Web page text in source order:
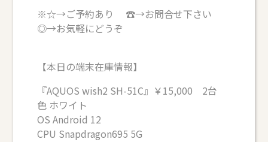
※☆→ご予約あり ☎→お問合せ下さい
◎→お気軽にどうぞ
【本日の端末在庫情報】
『AQUOS wish2 SH-51C』￥15,000 2台
色 ホワイト
OS Android 12
CPU Snapdragon695 5G